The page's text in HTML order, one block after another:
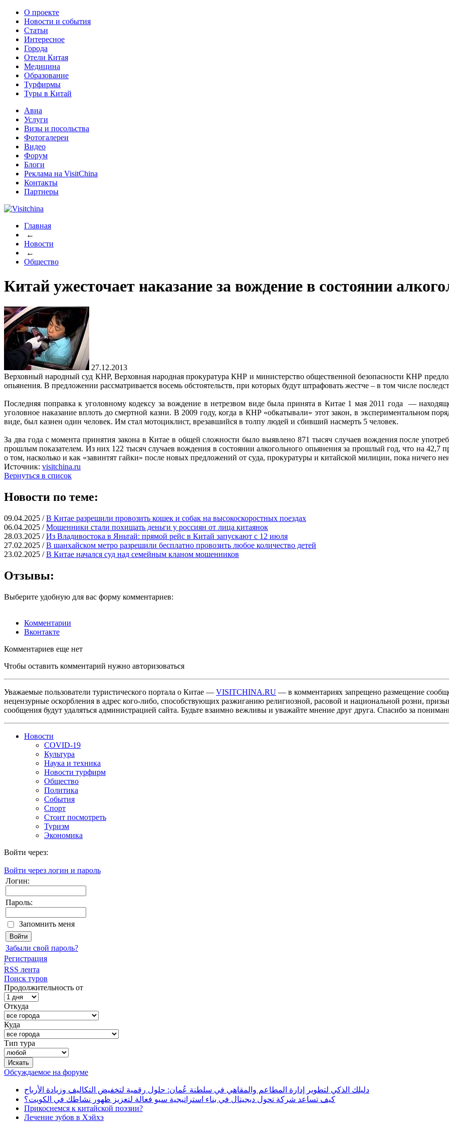
О проекте
Новости и события
Статьи
Интересное
Города
Отели Китая
Медицина
Образование
Турфирмы
Туры в Китай
Авиа
Услуги
Визы и посольства
Фотогалереи
Видео
Форум
Блоги
Реклама на VisitChina
Контакты
Партнеры
Главная
←
Новости
←
Общество
Китай ужесточает наказание за вождение в состоянии
27.12.2013
Верховный народный суд КНР, Верховная народная прокуратура КНР и министерство общественной безопасности КНР
опьянения. В предложении рассматривается восемь обстоятельств, при которых будут штрафовать жестче – в том числе
Последняя поправка к уголовному кодексу за вождение в нетрезвом виде была принята в Китае 1 мая 2011 года —
уголовное наказание вплоть до смертной казни. В 2009 году, когда в КНР «обкатывали» этот закон, в экспериментальном
виде, был казнен один человек. Им стал мотоциклист, врезавшийся в толпу людей и сбивший насмерть 5 человек.
За два года с момента принятия закона в Китае в общей сложности было выявлено 871 тысяч случаев вождения после
прошлым показателем. Из них 122 тысяч случаев вождения в состоянии алкогольного опьянения за прошлый год, что на
о том, насколько и как «завинтят гайки» после новых предложений от суда, прокуратуры и китайской милиции, пока ничего
Источник: visitchina.ru
Вернуться в список
Новости по теме:
09.04.2025 /В Китае разрешили провозить кошек и собак на высокоскоростных поездах
06.04.2025 /Мошенники стали похищать деньги у россиян от лица китаянок
28.03.2025 /Из Владивостока в Яньтай: прямой рейс в Китай запускают с 12 июля
27.02.2025 /В шанхайском метро разрешили бесплатно провозить любое количество детей
23.02.2025 /В Китае начался суд над семейным кланом мошенников
Отзывы:
Выберите удобную для вас форму комментариев:
Комментарии
Вконтакте
Комментариев еще нет
Чтобы оставить комментарий нужно авторизоваться
Уважаемые пользователи туристического портала о Китае — VISITCHINA.RU — в комментариях запрещено размещение
нецензурные оскорбления в адрес кого-либо, способствующих разжиганию религиозной, расовой и национальной розни,
сообщения будут удаляться администрацией сайта. Будьте взаимно вежливы и уважайте мнение друг друга. Спасибо за
Новости
COVID-19
Культура
Наука и техника
Новости турфирм
Общество
Политика
События
Спорт
Стоит посмотреть
Туризм
Экономика
Войти через:
Войти через логин и пароль
Логин:
Пароль:
Запомнить меня
Забыли свой пароль?
Регистрация
RSS лента
Поиск туров
Продолжительность от
Откуда
Куда
Тип тура
Обсуждаемое на форуме
دليلك الذكي لتطوير إدارة المطاعم والمقاهي في سلطنة عُمان: حلول رقمية لتخفيض التكاليف وزيادة الأرباح
كيف تساعد شركة تحول ديجيتال في بناء استراتيجية سيو فعالة لتعزيز ظهور نشاطك في الكويت؟
Прикоснемся к китайской поэзии?
Лечение зубов в Хэйхэ